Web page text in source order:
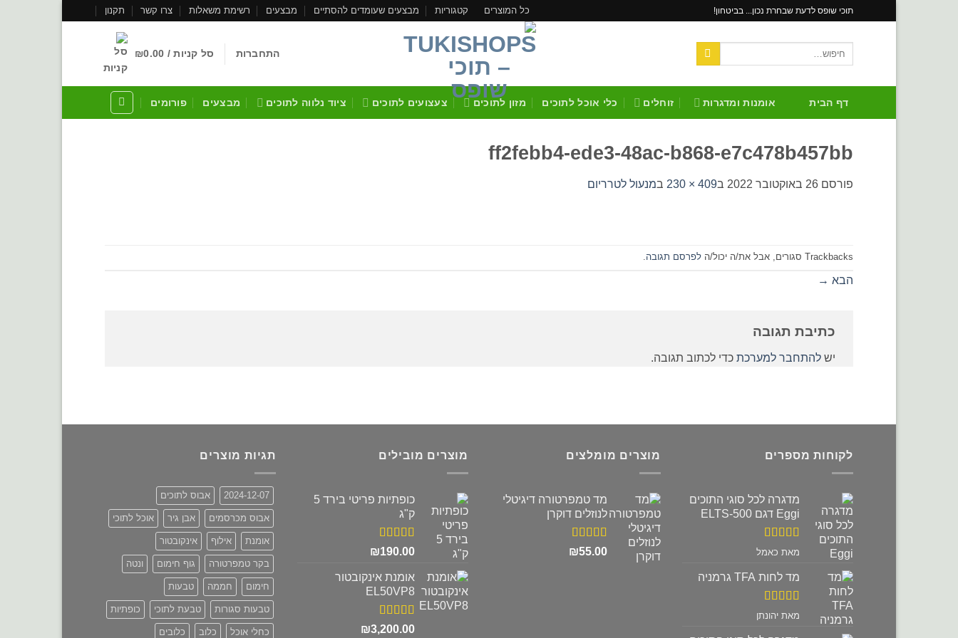
תוכי שופס לדעת שבחרת נכון... בביטחון! כל המוצרים קטגוריות מבצעים שעומדים להסתיים מבצעים רשימת משאלות צרו קשר תקנון
התחברות סל קניות / ₪0.00
דף הבית אומנות ומדגרות זוחלים כלי אוכל לתוכים מזון לתוכים צעצועים לתוכים ציוד נלווה לתוכים מבצעים פורומים
ff2febb4-ede3-48ac-b868-e7c478b457bb
פורסם 26 באוקטובר 2022 ב409 × 230 במנעול לטרריום
Trackbacks סגורים, אבל את/ה יכול/ה לפרסם תגובה
הבא →
כתיבת תגובה
יש להתחבר למערכת כדי לכתוב תגובה.
לקוחות מספרים
מדגרה לכל סוגי התוכים
Eggi דגם ELTS-500
דורג 5מתוך
מאת כאמל
מד לחות TFA גרמניה
דורג 5מתוך
מאת יהונתן
מוצרים מומלצים
מד טמפרטורה דיגיטלי
לנוזלים דוקרן
דורג5.00
₪55.00
מוצרים מובילים
כופתיות פריטי בירד 5
ק"ג
דורג5.00
₪190.00
אומנת אינקובטור
EL50VP8
דורג5.00
₪3,200.00
תגיות מוצרים
2024-12-07 אבוס לתוכים
אבוס מכרסמים אבן גיר אוכל לתוכי
אומנת אילוף אינקובטור
בקר טמפרטורה גוף חימום ונטה
חימום חממה טבעות
טבעות סגורות טבעת לתוכי כופתיות
כחלי אוכל כלוב כלובים